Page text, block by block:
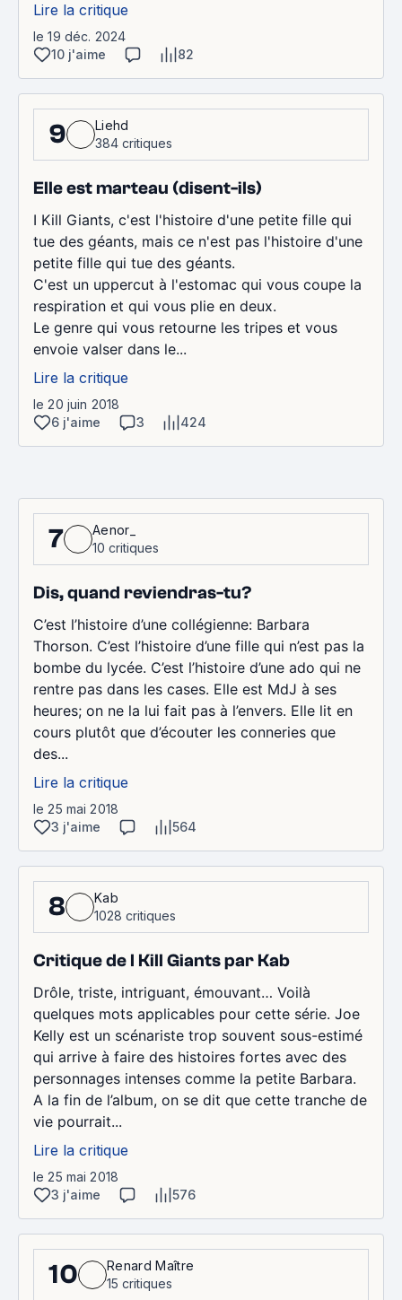
Lire la critique
le 19 déc. 2024
10 j'aime
82
9
Liehd
384 critiques
Elle est marteau (disent-ils)
I Kill Giants, c'est l'histoire d'une petite fille qui
tue des géants, mais ce n'est pas l'histoire d'une
petite fille qui tue des géants.
C'est un uppercut à l'estomac qui vous coupe la
respiration et qui vous plie en deux.
Le genre qui vous retourne les tripes et vous
envoie valser dans le...
Lire la critique
le 20 juin 2018
6 j'aime
3 424
7
Aenor_
10 critiques
Dis, quand reviendras-tu?
C’est l’histoire d’une collégienne: Barbara
Thorson. C’est l’histoire d’une fille qui n’est pas la
bombe du lycée. C’est l’histoire d’une ado qui ne
rentre pas dans les cases. Elle est MdJ à ses
heures; on ne la lui fait pas à l’envers. Elle lit en
cours plutôt que d’écouter les conneries que
des...
Lire la critique
le 25 mai 2018
3 j'aime
564
8
Kab
1028 critiques
Critique de I Kill Giants par Kab
Drôle, triste, intriguant, émouvant… Voilà
quelques mots applicables pour cette série. Joe
Kelly est un scénariste trop souvent sous-estimé
qui arrive à faire des histoires fortes avec des
personnages intenses comme la petite Barbara.
A la fin de l’album, on se dit que cette tranche de
vie pourrait...
Lire la critique
le 25 mai 2018
3 j'aime
576
10
Renard Maître
15 critiques